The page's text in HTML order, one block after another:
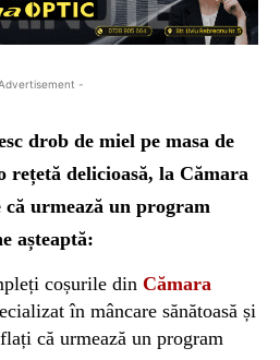
-
drob de miel pe masa de
rețetă delicioasă, la Cămara
urmează un program
așteaptă:
coșurile din Cămara
în mâncare sănătoasă și
că urmează un program